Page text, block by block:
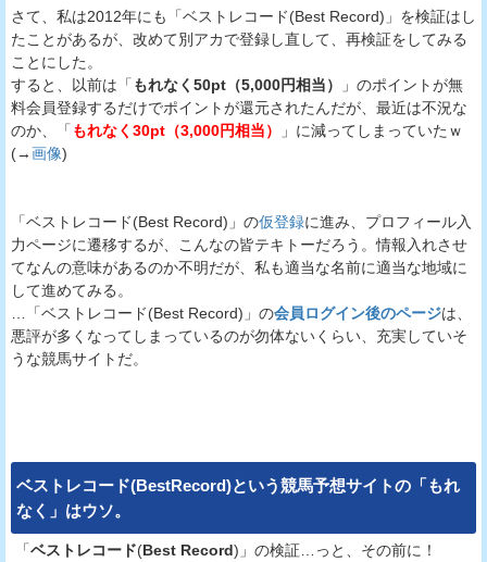
さて、私は2012年にも「ベストレコード(Best Record)」を検証はし
たことがあるが、改めて別アカで登録し直して、再検証をしてみる
ことにした。
すると、以前は「 もれなく50pt（5,000円相当）
」のポイントが無
料会員登録するだけでポイントが還元されたんだが、最近は不況な
のか、「 もれなく30pt（3,000円相当）
」に減ってしまっていたｗ
(→画像)
「ベストレコード(Best Record)」の仮登録に進み、プロフィール入
力ページに遷移するが、こんなの皆テキトーだろう。情報入れさせ
てなんの意味があるのか不明だが、私も適当な名前に適当な地域に
して進めてみる。
…「ベストレコード(Best Record)」の会員ログイン後のページは、
悪評が多くなってしまっているのが勿体ないくらい、充実していそ
うな競馬サイトだ。
ベストレコード(BestRecord)という競馬予想サイトの「もれ
なく」はウソ。
「ベストレコード(Best Record)」の検証…っと、その前に！